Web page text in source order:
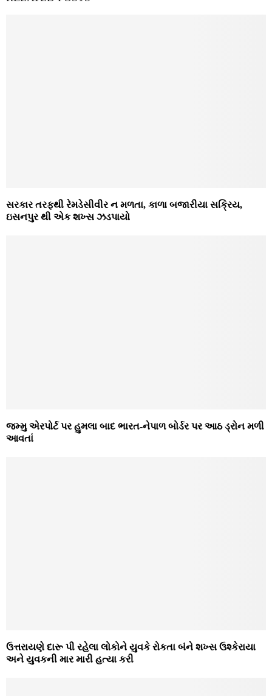
સરકાર તરફથી રેમડેસીવીર ન મળતા, કાળા બજારીયા સક્રિય,
ઇસનપુર થી એક શખ્સ ઝડપાયો
જમ્મુ એરપોર્ટ પર હુમલા બાદ ભારત-નેપાળ બોર્ડર પર આઠ ડ્રોન મળી
આવતાં
ઉત્તરાયણે દારૂ પી રહેલા લોકોને યુવકે રોકતા બંને શખ્સ ઉશ્કેરાયા
અને યુવકની માર મારી હત્યા કરી